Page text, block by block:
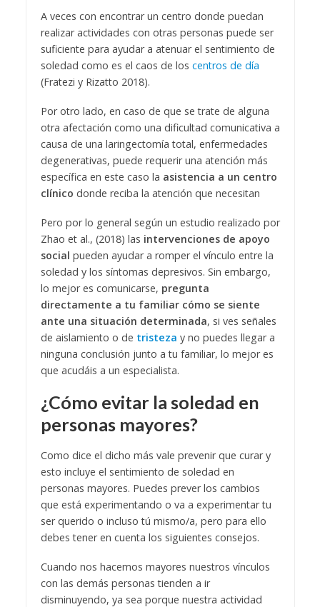
A veces con encontrar un centro donde puedan
realizar actividades con otras personas puede ser
suficiente para ayudar a atenuar el sentimiento de
soledad como es el caos de los centros de día
(Fratezi y Rizatto 2018).
Por otro lado, en caso de que se trate de alguna
otra afectación como una dificultad comunicativa a
causa de una laringectomía total, enfermedades
degenerativas, puede requerir una atención más
específica en este caso la asistencia a un centro
clínico donde reciba la atención que necesitan
Pero por lo general según un estudio realizado por
Zhao et al., (2018) las intervenciones de apoyo
social pueden ayudar a romper el vínculo entre la
soledad y los síntomas depresivos. Sin embargo,
lo mejor es comunicarse, pregunta
directamente a tu familiar cómo se siente
ante una situación determinada, si ves señales
de aislamiento o de tristeza y no puedes llegar a
ninguna conclusión junto a tu familiar, lo mejor es
que acudáis a un especialista.
¿Cómo evitar la soledad en
personas mayores?
Como dice el dicho más vale prevenir que curar y
esto incluye el sentimiento de soledad en
personas mayores. Puedes prever los cambios
que está experimentando o va a experimentar tu
ser querido o incluso tú mismo/a, pero para ello
debes tener en cuenta los siguientes consejos.
Cuando nos hacemos mayores nuestros vínculos
con las demás personas tienden a ir
disminuyendo, ya sea porque nuestra actividad